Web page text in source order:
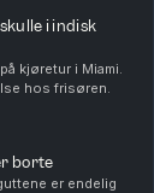
i indisk
kjøretur i Miami.
hos frisøren.
borte
er endelig